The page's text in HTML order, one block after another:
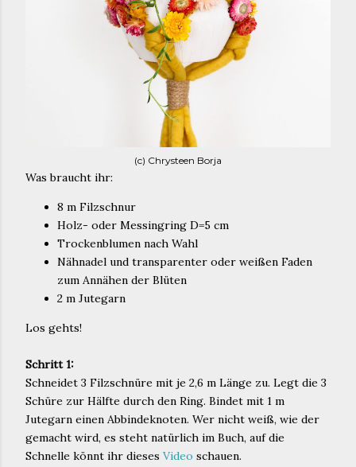
(c) Chrysteen Borja
Was braucht ihr:
8 m Filzschnur
Holz- oder Messingring D=5 cm
Trockenblumen nach Wahl
Nähnadel und transparenter oder weißen Faden
zum Annähen der Blüten
2 m Jutegarn
Los gehts!
Schritt 1:
Schneidet 3 Filzschnüre mit je 2,6 m Länge zu. Legt die 3
Schüre zur Hälfte durch den Ring. Bindet mit 1 m
Jutegarn einen Abbindeknoten. Wer nicht weiß, wie der
gemacht wird, es steht natürlich im Buch, auf die
Schnelle könnt ihr dieses Video schauen.